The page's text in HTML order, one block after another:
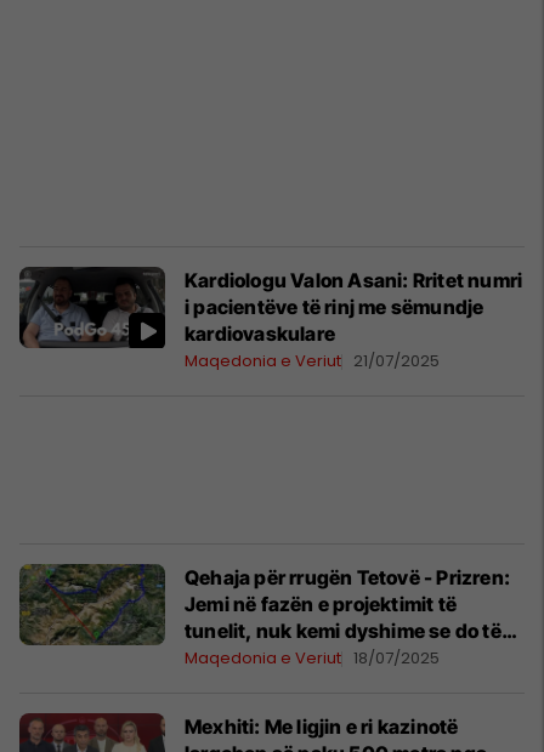
Kardiologu Valon Asani: Rritet numri
i pacientëve të rinj me sëmundje
kardiovaskulare
Maqedonia e Veriut 21/07/2025
Qehaja për rrugën Tetovë - Prizren:
Jemi në fazën e projektimit të
tunelit, nuk kemi dyshime se do të
bëhet
Maqedonia e Veriut 18/07/2025
Mexhiti: Me ligjin e ri kazinotë